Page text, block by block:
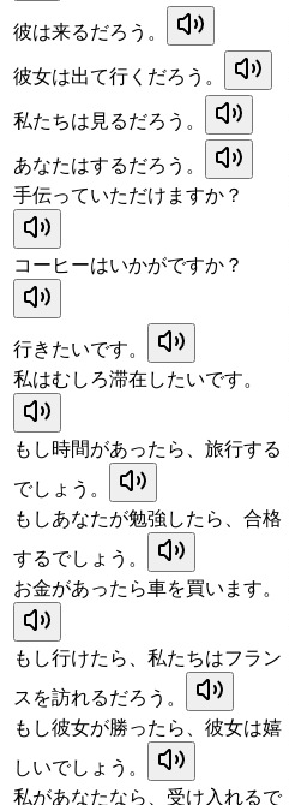
彼は来るだろう。
彼女は出て行くだろう。
私たちは見るだろう。
あなたはするだろう。
手伝っていただけますか？
コーヒーはいかがですか？
行きたいです。
私はむしろ滞在したいです。
もし時間があったら、旅行する
でしょう。
もしあなたが勉強したら、合格
するでしょう。
お金があったら車を買います。
もし行けたら、私たちはフラン
スを訪れるだろう。
もし彼女が勝ったら、彼女は嬉
しいでしょう。
私があなたなら、受け入れるで